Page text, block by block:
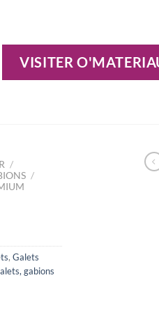
VISITER
/
/
, Galets
gabions